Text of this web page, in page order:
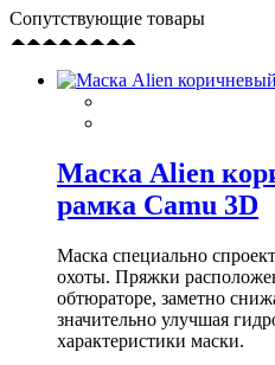
Сопутствующие товары
Маска Alien
рамка Camu 3D
Маска специально
охоты. Пряжки
обтюраторе, заметно
значительно улучшая
характеристики маски.